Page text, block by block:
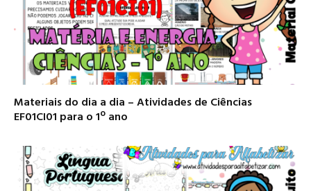
Materiais do dia a dia – Atividades de Ciências
EF01CI01 para o 1º ano